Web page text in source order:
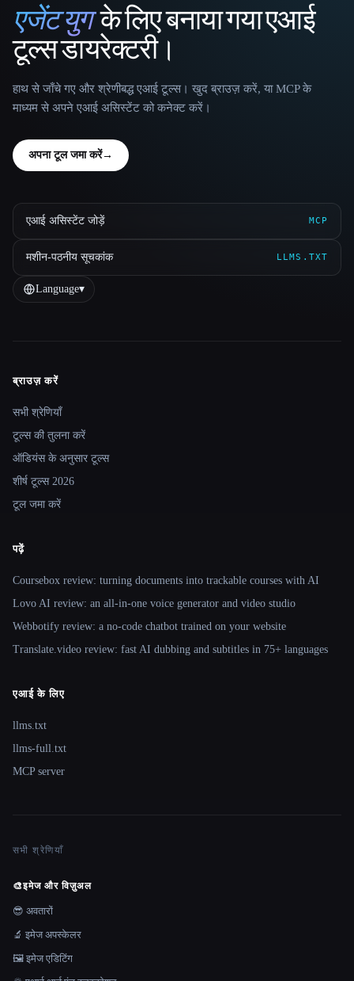
That AI Collection
एजेंट युगके लिए बनाया गया एआई
टूल्स डायरेक्टरी।
हाथ से जाँचे गए और श्रेणीबद्ध एआई टूल्स। खुद ब्राउज़ करें, या MCP के
माध्यम से अपने एआई असिस्टेंट को कनेक्ट करें।
अपना टूल जमा करें→
एआई असिस्टेंट जोड़ें MCP
मशीन-पठनीय सूचकांक LLMS.TXT
Language▾
Site navigation
ब्राउज़ करें
सभी श्रेणियाँ
टूल्स की तुलना करें
ऑडियंस के अनुसार टूल्स
शीर्ष टूल्स 2026
टूल जमा करें
पढ़ें
Coursebox review: turning documents into trackable courses with AI
Lovo AI review: an all-in-one voice generator and video studio
Webbotify review: a no-code chatbot trained on your website
Translate.video review: fast AI dubbing and subtitles in 75+ languages
एआई के लिए
llms.txt
llms-full.txt
MCP server
सभी श्रेणियाँ
🎨इमेज और विज़ुअल
😎 अवतारों
🔬 इमेज अपस्केलर
🖼️ इमेज एडिटिंग